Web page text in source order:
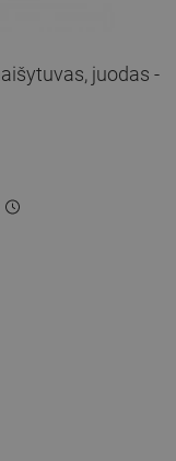
juodas -